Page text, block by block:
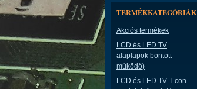
TERMÉKKATEGÓRIÁK
Akciós termékek
LCD és LED TV
alaplapok bontott
múködő)
LCD és LED TV T-con